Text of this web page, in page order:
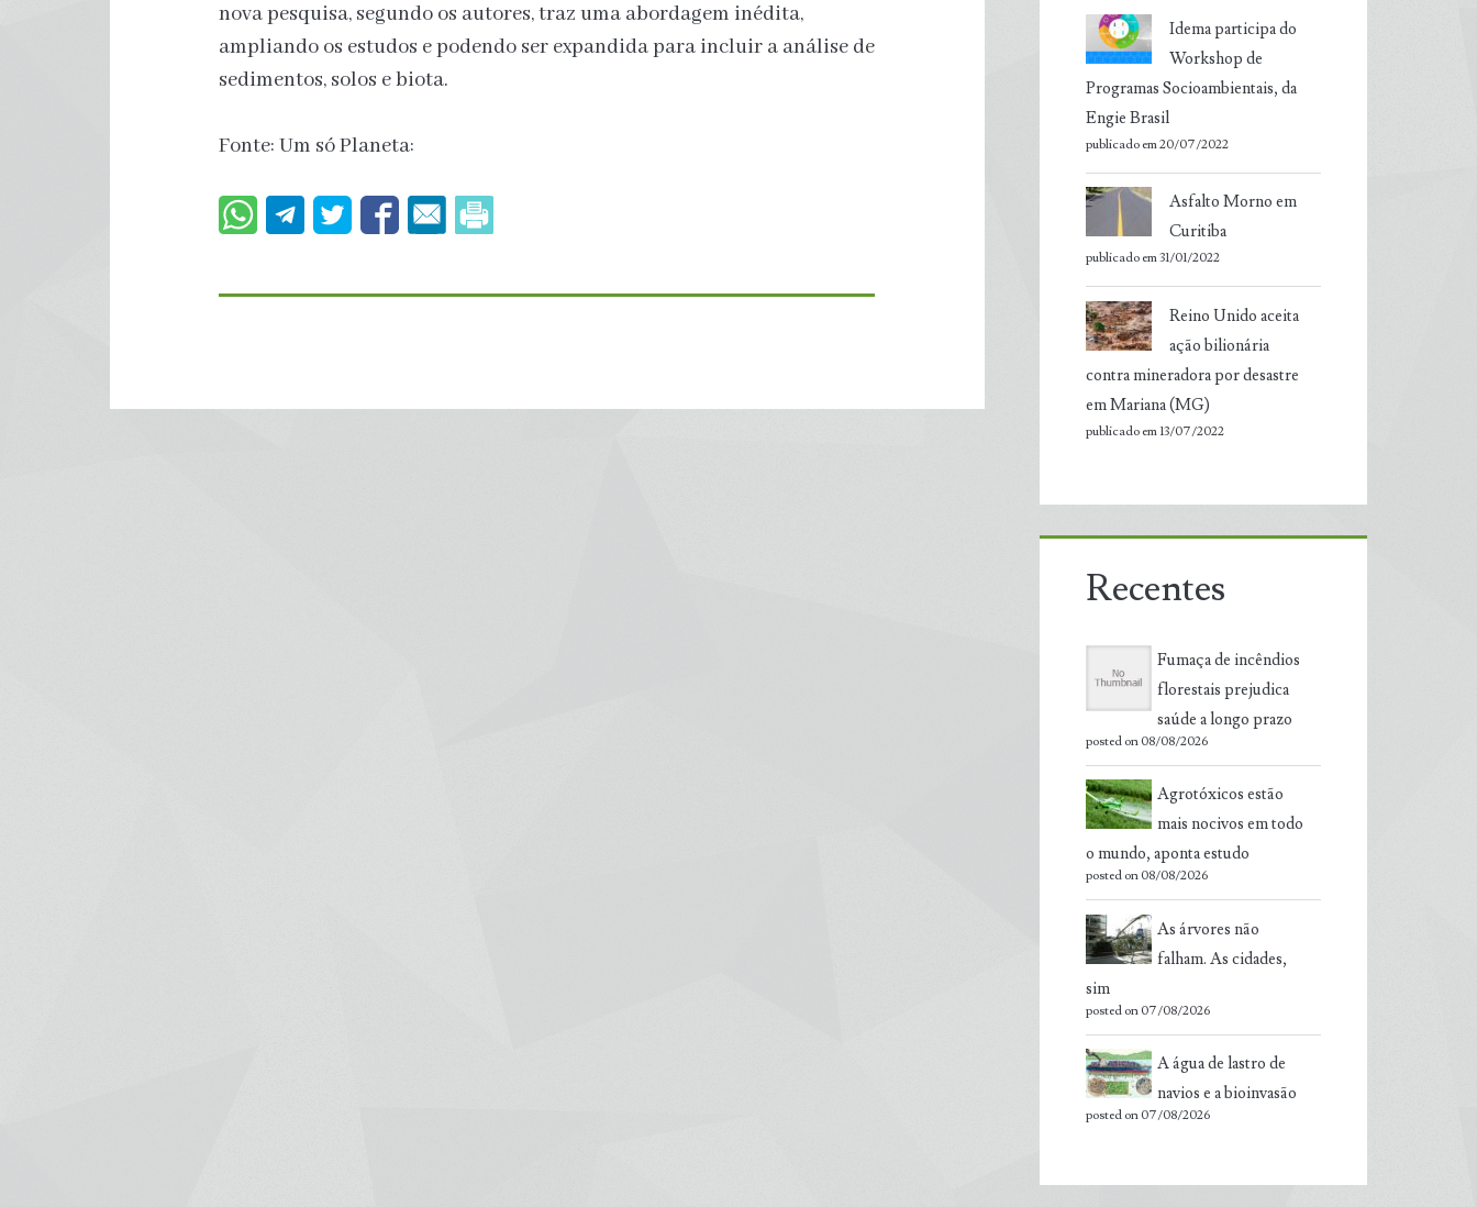
nova pesquisa, segundo os autores, traz uma abordagem inédita,
ampliando os estudos e podendo ser expandida para incluir a análise de
sedimentos, solos e biota.
Fonte: Um só Planeta:
Idema participa do
Workshop de
Programas Socioambientais, da
Engie Brasil
publicado em 20/07/2022
Asfalto Morno em
Curitiba
publicado em 31/01/2022
Reino Unido aceita
ação bilionária
contra mineradora por desastre
em Mariana (MG)
publicado em 13/07/2022
Recentes
Fumaça de incêndios
florestais prejudica
saúde a longo prazo
posted on 08/08/2026
Agrotóxicos estão
mais nocivos em todo
o mundo, aponta estudo
posted on 08/08/2026
As árvores não
falham. As cidades,
sim
posted on 07/08/2026
A água de lastro de
navios e a bioinvasão
posted on 07/08/2026